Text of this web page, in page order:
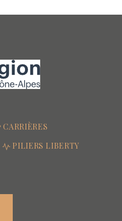
CARRIÈRES
PILIERS LIBERTY